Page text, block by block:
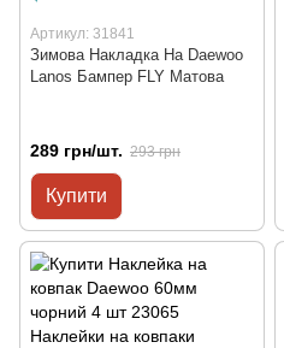
Артикул: 31841
Зимова Накладка На Daewoo
Lanos Бампер FLY Матова
289 грн/шт. 293 грн
Купити